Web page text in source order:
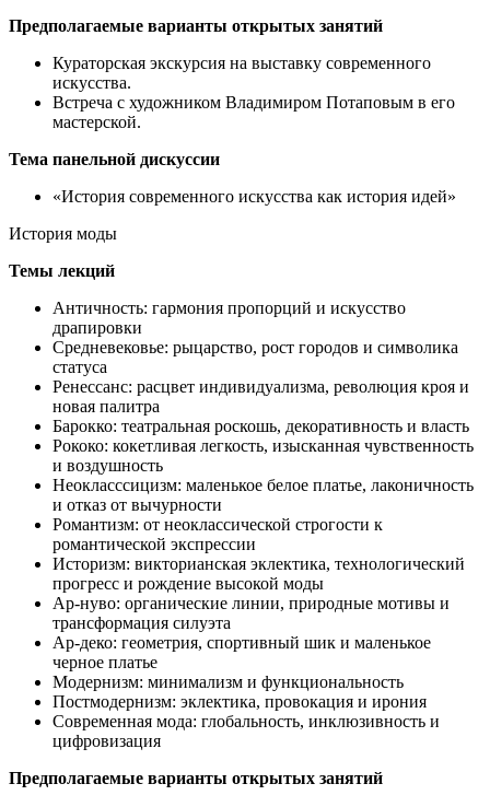
Предполагаемые варианты открытых занятий
Кураторская экскурсия на выставку современного
искусства.
Встреча с художником Владимиром Потаповым в его
мастерской.
Тема панельной дискуссии
«История современного искусства как история идей»
История моды
Темы лекций
Античность: гармония пропорций и искусство
драпировки
Средневековье: рыцарство, рост городов и символика
статуса
Ренессанс: расцвет индивидуализма, революция кроя и
новая палитра
Барокко: театральная роскошь, декоративность и власть
Рококо: кокетливая легкость, изысканная чувственность
и воздушность
Неокласссицизм: маленькое белое платье, лаконичность
и отказ от вычурности
Романтизм: от неоклассической строгости к
романтической экспрессии
Историзм: викторианская эклектика, технологический
прогресс и рождение высокой моды
Ар-нуво: органические линии, природные мотивы и
трансформация силуэта
Ар-деко: геометрия, спортивный шик и маленькое
черное платье
Модернизм: минимализм и функциональность
Постмодернизм: эклектика, провокация и ирония
Современная мода: глобальность, инклюзивность и
цифровизация
Предполагаемые варианты открытых занятий